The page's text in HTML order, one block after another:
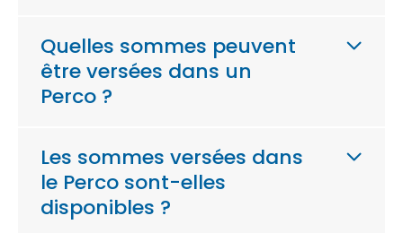
Quelles sommes peuvent
être versées dans un
Perco ?
Les sommes versées dans
le Perco sont-elles
disponibles ?